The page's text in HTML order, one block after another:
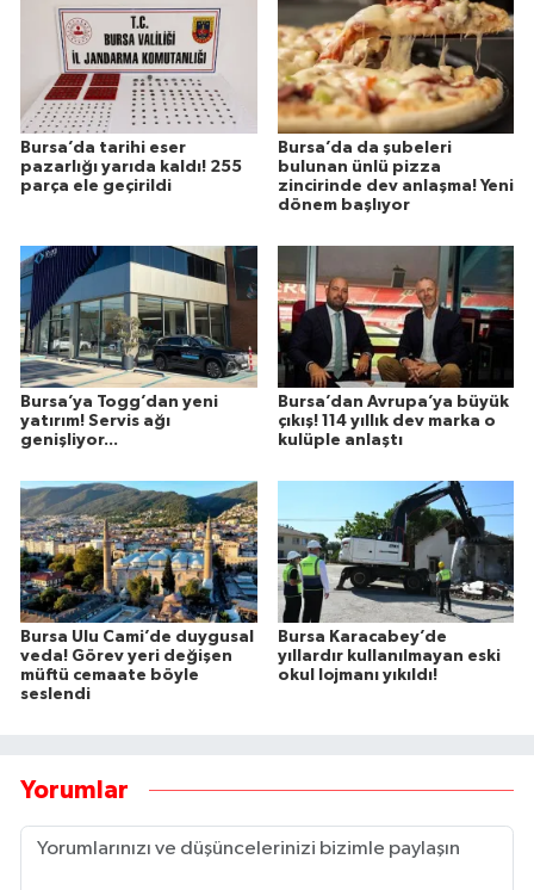
Bursa’da tarihi eser
pazarlığı yarıda kaldı! 255
parça ele geçirildi
Bursa’da da şubeleri
bulunan ünlü pizza
zincirinde dev anlaşma! Yeni
dönem başlıyor
Bursa’ya Togg’dan yeni
yatırım! Servis ağı
genişliyor...
Bursa’dan Avrupa’ya büyük
çıkış! 114 yıllık dev marka o
kulüple anlaştı
Bursa Ulu Cami’de duygusal
veda! Görev yeri değişen
müftü cemaate böyle
seslendi
Bursa Karacabey’de
yıllardır kullanılmayan eski
okul lojmanı yıkıldı!
Yorumlar